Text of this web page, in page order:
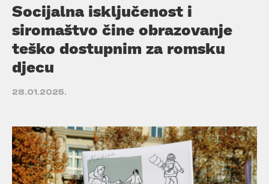
Socijalna isključenost i
siromaštvo čine obrazovanje
teško dostupnim za romsku
djecu
28.01.2025.